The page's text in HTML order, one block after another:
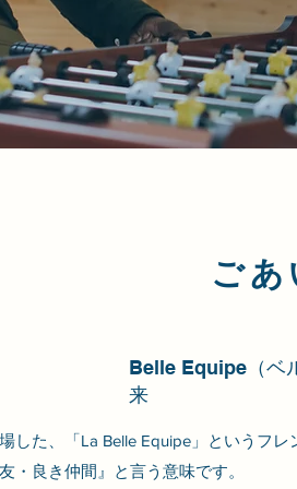
ごあ
Belle Equipe （
来
した、「La Belle Equipe」というフ
・良き仲間』と言う意味です。